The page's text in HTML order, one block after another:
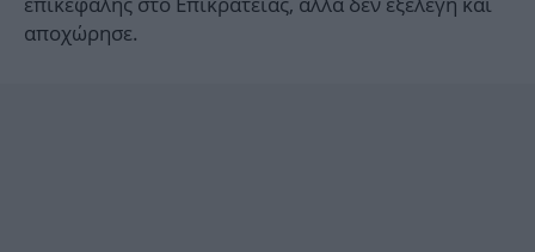
αποχώρησε.